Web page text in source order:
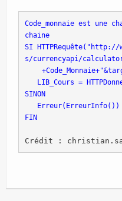
Code_monnaie est une
chaine
SI HTTPRequête("http://
LIB_Cours =
SINON
Erreur(ErreurInfo())
FIN
Crédit :